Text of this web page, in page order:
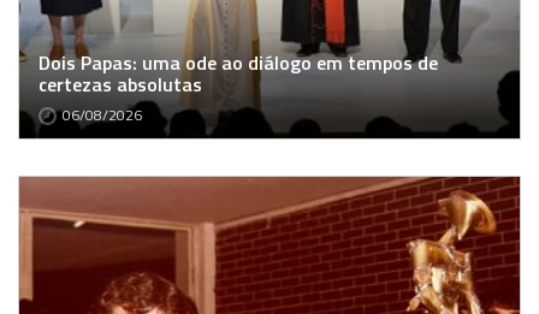
Dois Papas: uma ode ao diálogo em tempos de
certezas absolutas
06/08/2026